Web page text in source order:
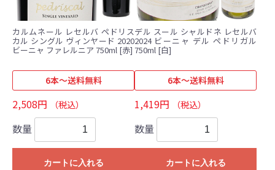
カルムネール レセルバ ペドリス
カル シングル ヴィンヤード 2020
ビーニャ ファレルニア 750ml [赤]
6本～送料無料
2,508円 （税込）
数量
カートに入れる
デル スール シャルドネ レセルバ
2024 ビーニャ デル ペドリガル
750ml [白]
6本～送料無料
1,419円 （税込）
数量
カートに入れる